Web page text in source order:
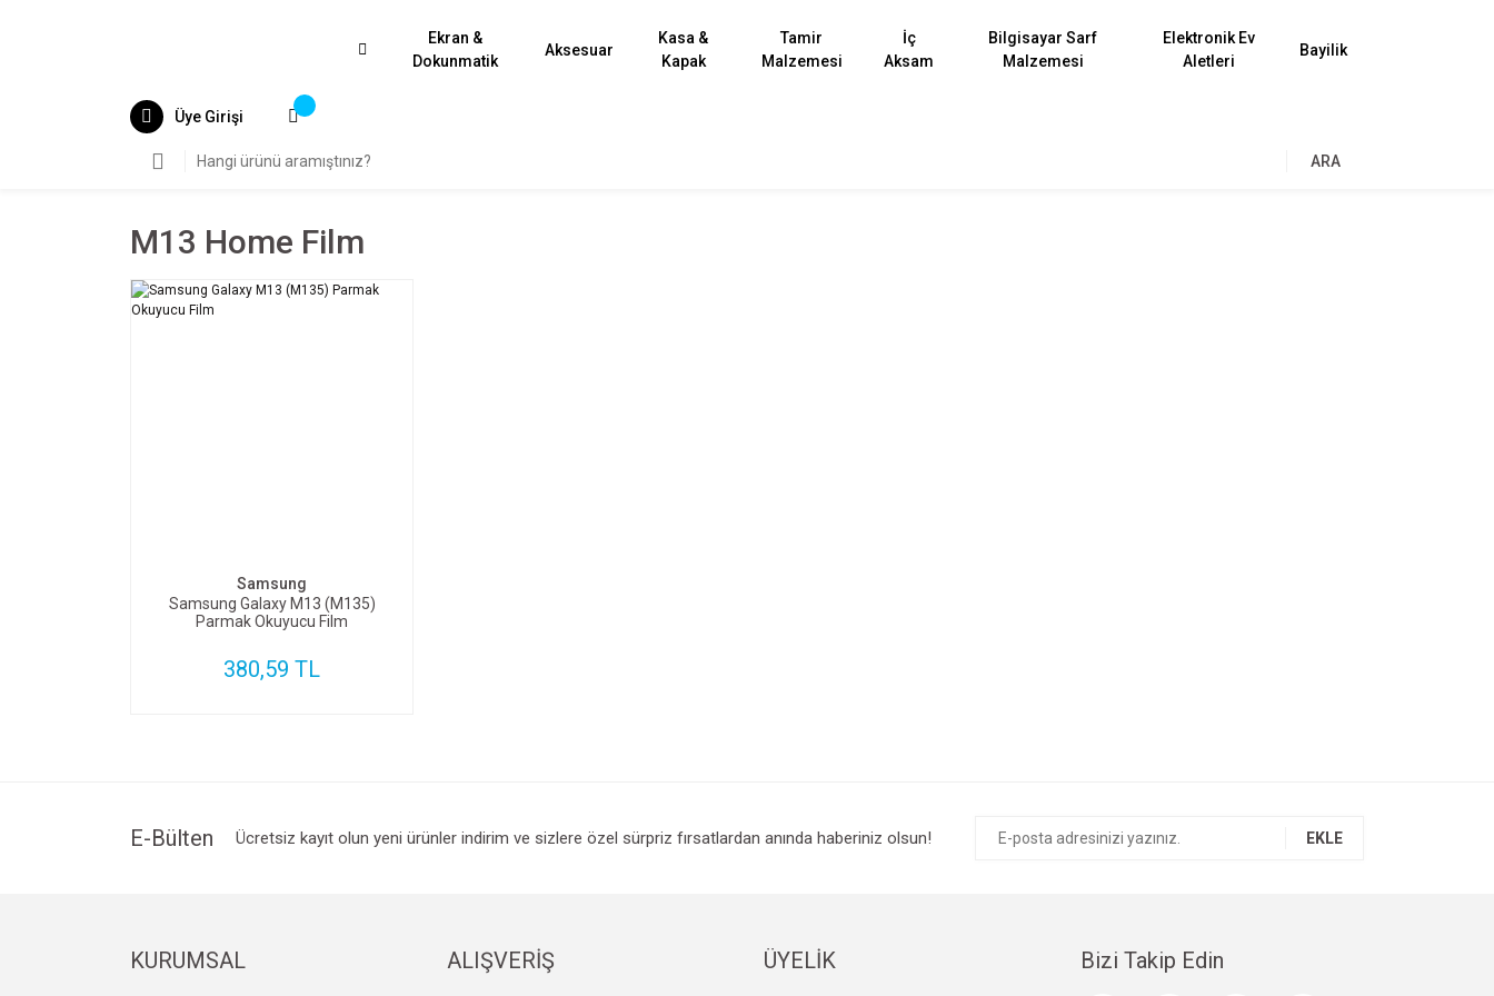
Ekran &
Dokunmatik
Aksesuar
Kasa &
Kapak
Tamir
Malzemesi
İç
Aksam
Bilgisayar Sarf
Malzemesi
Elektronik Ev
Aletleri
Bayilik
Üye Girişi
ARA
M13 Home Film
Samsung
Samsung Galaxy M13 (M135)
Parmak Okuyucu Film
380,59 TL
E-Bülten Ücretsiz kayıt olun yeni ürünler indirim ve sizlere özel sürpriz fırsatlardan anında haberiniz olsun! EKLE
KURUMSAL ALIŞVERİŞ ÜYELİK Bizi Takip Edin